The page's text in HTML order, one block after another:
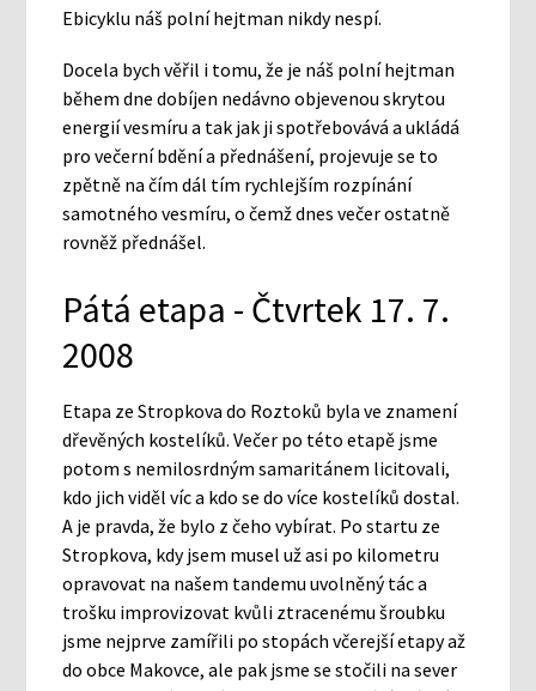
Ebicyklu náš polní hejtman nikdy nespí.
Docela bych věřil i tomu, že je náš polní hejtman
během dne dobíjen nedávno objevenou skrytou
energií vesmíru a tak jak ji spotřebovává a ukládá
pro večerní bdění a přednášení, projevuje se to
zpětně na čím dál tím rychlejším rozpínání
samotného vesmíru, o čemž dnes večer ostatně
rovněž přednášel.
Pátá etapa - Čtvrtek 17. 7.
2008
Etapa ze Stropkova do Roztoků byla ve znamení
dřevěných kostelíků. Večer po této etapě jsme
potom s nemilosrdným samaritánem licitovali,
kdo jich viděl víc a kdo se do více kostelíků dostal.
A je pravda, že bylo z čeho vybírat. Po startu ze
Stropkova, kdy jsem musel už asi po kilometru
opravovat na našem tandemu uvolněný tác a
trošku improvizovat kvůli ztracenému šroubku
jsme nejprve zamířili po stopách včerejší etapy až
do obce Makovce, ale pak jsme se stočili na sever